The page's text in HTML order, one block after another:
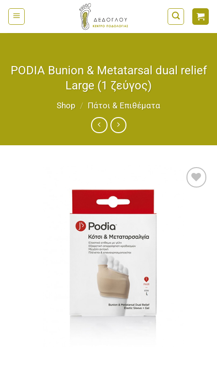
Μετάβαση
στο
περιεχόμενο
PODIA Bunion & Metatarsal dual relief
Large (1 ζεύγος)
Shop / Πάτοι & Επιθέματα